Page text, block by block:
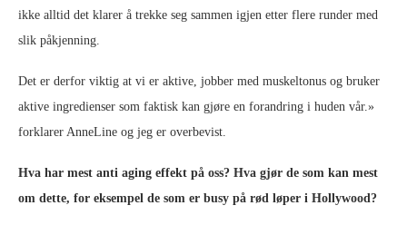
ikke alltid det klarer å trekke seg sammen igjen etter flere runder med
slik påkjenning.
Det er derfor viktig at vi er aktive, jobber med muskeltonus og bruker
aktive ingredienser som faktisk kan gjøre en forandring i huden vår.»
forklarer AnneLine og jeg er overbevist.
Hva har mest anti aging effekt på oss? Hva gjør de som kan mest
om dette, for eksempel de som er busy på rød løper i Hollywood?